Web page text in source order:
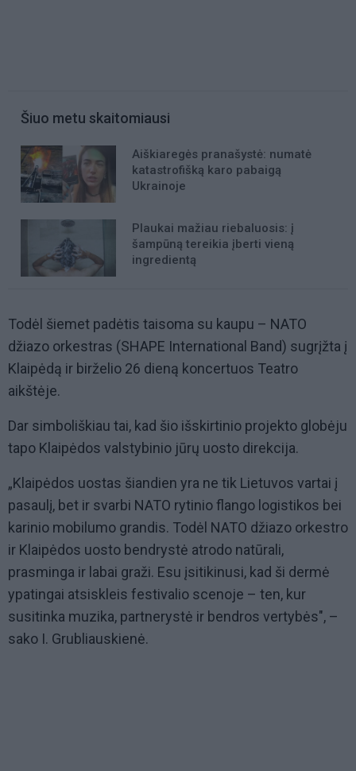
Šiuo metu skaitomiausi
Aiškiaregės pranašystė: numatė
katastrofišką karo pabaigą
Ukrainoje
Plaukai mažiau riebaluosis: į
šampūną tereikia įberti vieną
ingredientą
Todėl šiemet padėtis taisoma su kaupu – NATO
džiazo orkestras (SHAPE International Band) sugrįžta į
Klaipėdą ir birželio 26 dieną koncertuos Teatro
aikštėje.
Dar simboliškiau tai, kad šio išskirtinio projekto globėju
tapo Klaipėdos valstybinio jūrų uosto direkcija.
„Klaipėdos uostas šiandien yra ne tik Lietuvos vartai į
pasaulį, bet ir svarbi NATO rytinio flango logistikos bei
karinio mobilumo grandis. Todėl NATO džiazo orkestro
ir Klaipėdos uosto bendrystė atrodo natūrali,
prasminga ir labai graži. Esu įsitikinusi, kad ši dermė
ypatingai atsiskleis festivalio scenoje – ten, kur
susitinka muzika, partnerystė ir bendros vertybės", –
sako I. Grubliauskienė.